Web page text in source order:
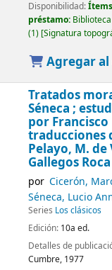
Disponibilidad:
préstamo:
(1) Signatura
Agregar
Tratados
Séneca ;
por Francisco
traducciones
Pelayo, M. de
Gallegos
por Cicerón,
Séneca, Lucio
Series Los clásicos
Edición: 10a ed.
Detalles de
Cumbre, 1977